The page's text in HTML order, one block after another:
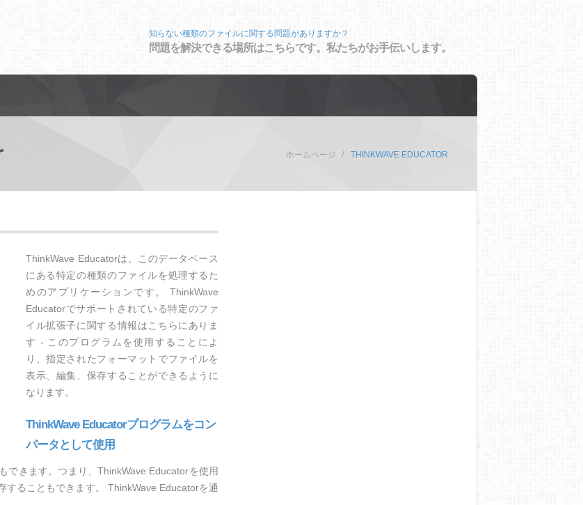
知らない種類のファイルに関する問題がありますか？
問題を解決できる場所はこちらです。私たちがお手伝いします。
ホームページ THINKWAVE EDUCATOR
ThinkWave Educatorは、このデータベース
にある特定の種類のファイルを処理するた
めのアプリケーションです。 ThinkWave
Educatorでサポートされている特定のファ
イル拡張子に関する情報はこちらにありま
す - このプログラムを使用することによ
り、指定されたフォーマットでファイルを
表示、編集、保存することができるように
なります。
ThinkWave Educatorプログラムをコン
バータとして使用
できます。つまり、ThinkWave Educatorを使用
することもできます。 ThinkWave Educatorを通